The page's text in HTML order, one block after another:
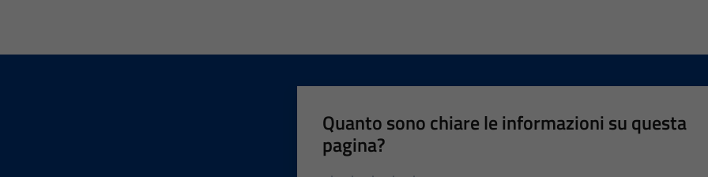
Quanto sono chiare le informazioni su questa
pagina?